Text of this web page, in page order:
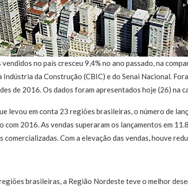
no país cresceu 9,4% no ano passado, na
Indústria da Construção (CBIC) e do Senai Nacional.
de 2016. Os dados foram apresentados hoje (26) na
levou em conta 23 regiões brasileiras, o número de
com 2016. As vendas superaram os lançamentos em
comercializadas. Com a elevação das vendas, houve
brasileiras, a Região Nordeste teve o melhor